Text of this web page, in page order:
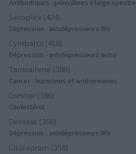
Antibiotiques - pénicillines à large spectre
Seroplex (424)
Dépression - antidépresseurs IRS
Cymbalta (418)
Dépression - antidépresseurs autre
Tamoxifene (386)
Cancer - hormones et antihormones
Crestor (366)
Cholestérol
Deroxat (366)
Dépression - antidépresseurs IRS
Citalopram (358)